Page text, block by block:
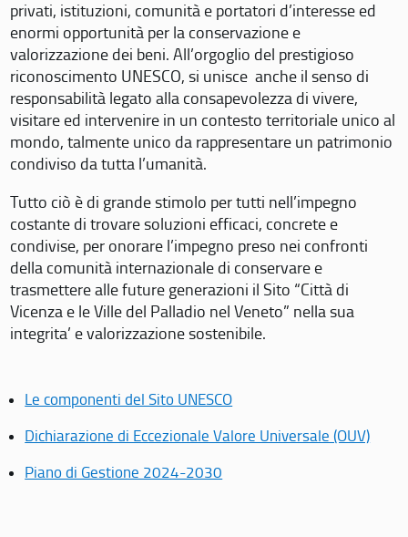
privati, istituzioni, comunità e portatori d’interesse ed
enormi opportunità per la conservazione e
valorizzazione dei beni. All’orgoglio del prestigioso
riconoscimento UNESCO, si unisce anche il senso di
responsabilità legato alla consapevolezza di vivere,
visitare ed intervenire in un contesto territoriale unico al
mondo, talmente unico da rappresentare un patrimonio
condiviso da tutta l’umanità.
Tutto ciò è di grande stimolo per tutti nell’impegno
costante di trovare soluzioni efficaci, concrete e
condivise, per onorare l’impegno preso nei confronti
della comunità internazionale di conservare e
trasmettere alle future generazioni il Sito “Città di
Vicenza e le Ville del Palladio nel Veneto” nella sua
integrita’ e valorizzazione sostenibile.
Le componenti del Sito UNESCO
Dichiarazione di Eccezionale Valore Universale (OUV)
Piano di Gestione 2024-2030